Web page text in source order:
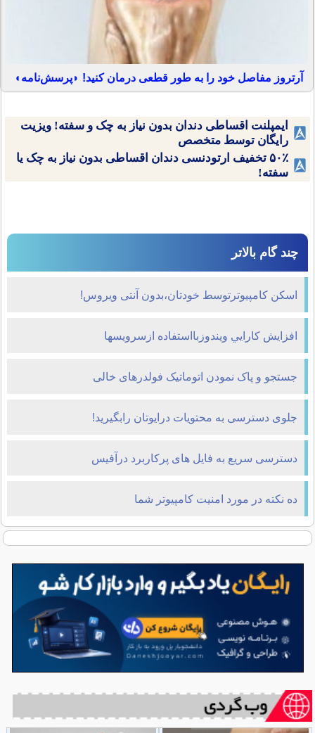
آرتروز مفاصل خود را به طور قطعی درمان کنید! ◗پرسش‌نامه◖
ایمپلنت اقساطی دندان بدون نیاز به چک و سفته! ویزیت
رایگان توسط متخصص
۵۰٪ تخفیف ارتودنسی دندان اقساطی بدون نیاز به چک یا
سفته!
چند گام بالاتر
اسکن کامپیوترتوسط خودتان،بدون آنتی ویروس!
افزايش كارايي ويندوزبااستفاده ازسرويسها
جستجو و پاک نمودن اتوماتیک فولدرهای خالی
جلوی دسترسی به محتویات درایوتان رابگیرید!
دسترسی سریع به فایل های پرکاربرد درآفیس
ده نكته در مورد امنيت كامپيوتر شما